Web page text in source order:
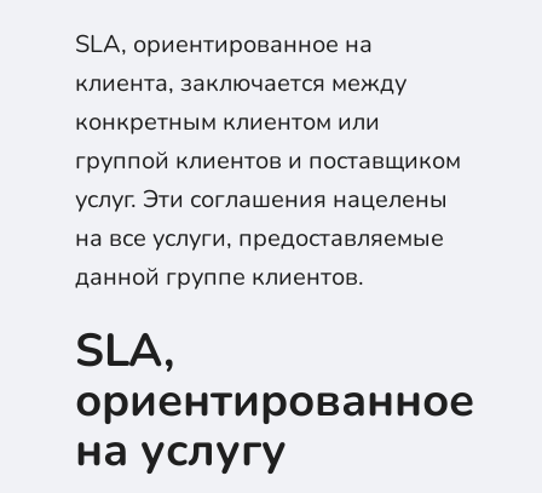
SLA, ориентированное на
клиента, заключается между
конкретным клиентом или
группой клиентов и поставщиком
услуг. Эти соглашения нацелены
на все услуги, предоставляемые
данной группе клиентов.
SLA,
ориентированное
на услугу